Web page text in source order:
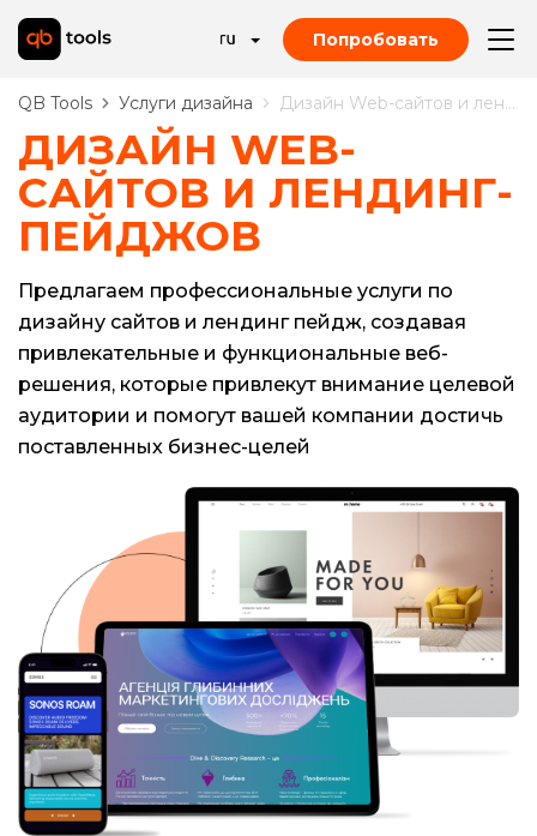
Попробовать
QB Tools Услуги дизайна Дизайн Web-сайтов и лендинг-пейдж
ДИЗАЙН WEB-
САЙТОВ И ЛЕНДИНГ-
ПЕЙДЖОВ
Предлагаем профессиональные услуги по
дизайну сайтов и лендинг пейдж, создавая
привлекательные и функциональные веб-
решения, которые привлекут внимание целевой
аудитории и помогут вашей компании достичь
поставленных бизнес-целей